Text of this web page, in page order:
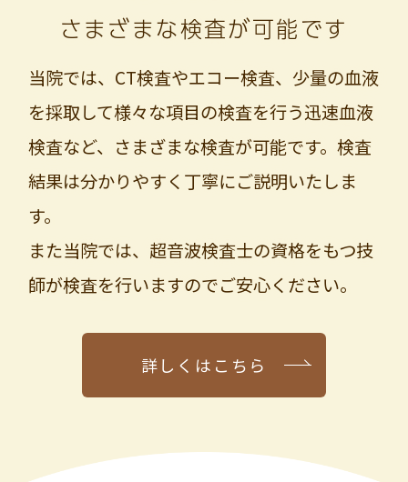
さまざまな検査が可能です
当院では、CT検査やエコー検査、少量の血液
を採取して様々な項目の検査を行う迅速血液
検査など、さまざまな検査が可能です。検査
結果は分かりやすく丁寧にご説明いたしま
す。
また当院では、超音波検査士の資格をもつ技
師が検査を行いますのでご安心ください。
詳しくはこちら